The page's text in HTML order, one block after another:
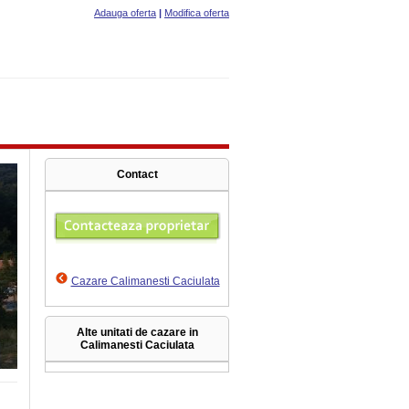
Adauga oferta | Modifica oferta
Contact
Cazare Calimanesti Caciulata
Alte unitati de cazare in
Calimanesti Caciulata